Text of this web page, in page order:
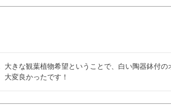
きな観葉植物希望ということで、白い陶器鉢付の
変良かったです！